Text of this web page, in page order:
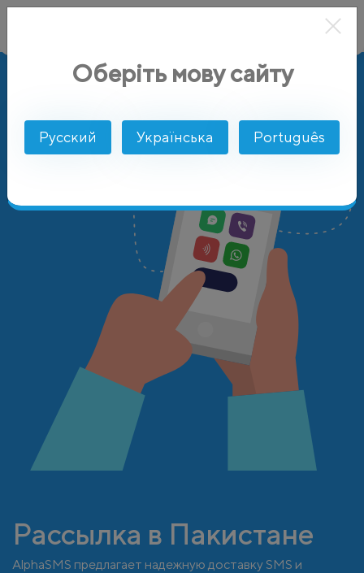
Рассылка в Пакистане
AlphaSMS предлагает надежную доставку SMS и
Оберіть мову сайту
Русский Українська Português